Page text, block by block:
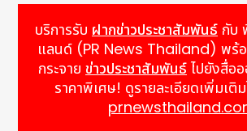
บริการรับ ฝากข่าวประชาสัมพันธ์ กับ
แลนด์ (PR News Thailand) พร้
กระจาย ข่าวประชาสัมพันธ์ ไปยังสื่อ
ราคาพิเศษ! ดูรายละเอียดเพิ่มเติ